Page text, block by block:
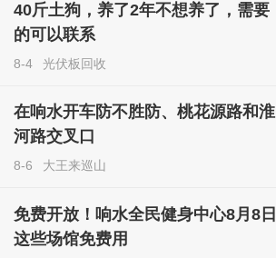
40斤土狗，养了2年不想养了，需要
的可以联系
8-4 光伏板回收
在响水开车防不胜防、桃花源路和淮
河路交叉口
8-6 大王来巡山
免费开放！响水全民健身中心8月8日
这些场馆免费用